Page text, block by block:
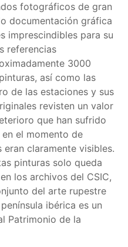
fotográficos de gran
documentación gráfica
imprescindibles para su
referencias
3000
así como las
de las estaciones y sus
revisten un valor
que han sufrido
el momento de
claramente visibles.
pinturas solo queda
los archivos del CSIC,
del arte rupestre
ibérica es un
Patrimonio de la